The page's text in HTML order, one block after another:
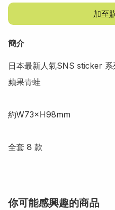
加至
簡介
日本最新人氣SNS sticker 系
蘋果青蛙
約W73×H98mm
全套 8 款
你可能感興趣的商品